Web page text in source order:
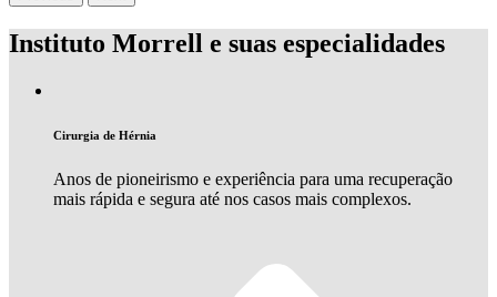
Instituto Morrell e suas especialidades
Cirurgia de Hérnia
Anos de pioneirismo e experiência para uma recuperação
mais rápida e segura até nos casos mais complexos.